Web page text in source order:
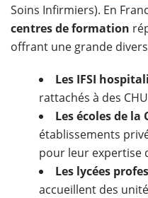
Soins Infirmiers). En
centres de formation
offrant une grande
Les IFSI
rattachés à des
Les écoles de la
établissements
pour leur expertise
Les lycées
accueillent des